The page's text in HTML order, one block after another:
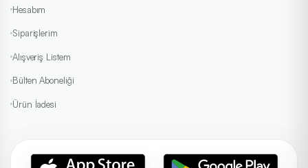
Bausch + Lomb
İncele
Biofinity, MyDay, Clariti 1 Day.
Hesabım
Siparişlerim
Alışveriş Listem
Bülten Aboneliği
Ürün İadesi